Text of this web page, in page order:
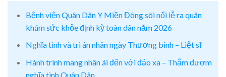
Bệnh viện Quân Dân Y Miền Đông sôi nổi lễ ra quân
khám sức khỏe định kỳ toàn dân năm 2026
Nghĩa tình và tri ân nhân ngày Thương binh – Liệt sĩ
Hành trình mang nhân ái đến với đảo xa – Thắm đượm
nghĩa tình Quân Dân